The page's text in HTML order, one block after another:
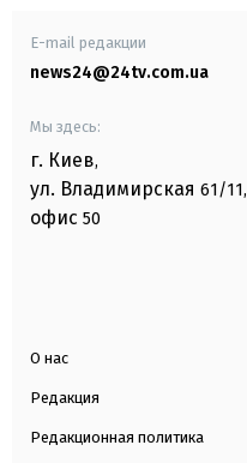
E-mail редакции
news24@24tv.com.ua
Мы здесь:
г. Киев,
ул. Владимирская 61/11,
офис 50
О нас
Редакция
Редакционная политика